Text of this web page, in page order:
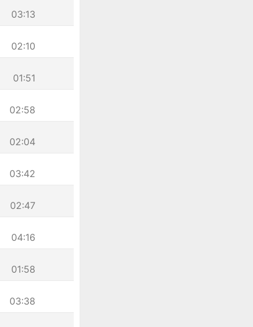
03:13
02:10
01:51
02:58
02:04
03:42
02:47
04:16
01:58
03:38